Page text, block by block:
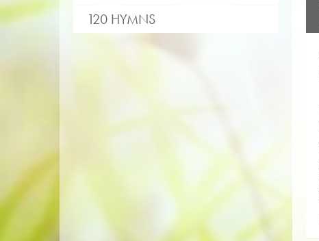
120 HYMNS